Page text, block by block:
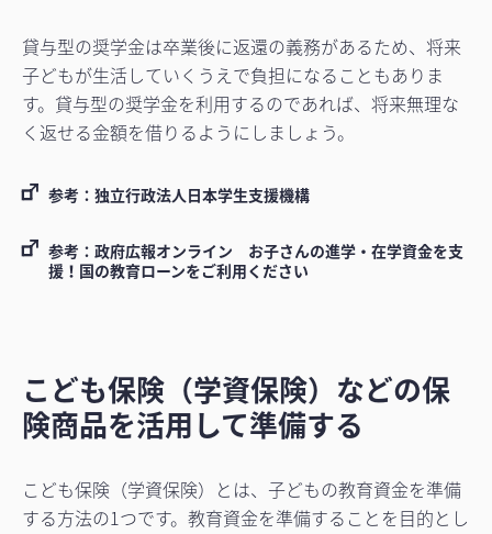
貸与型の奨学金は卒業後に返還の義務があるため、将来
子どもが生活していくうえで負担になることもありま
す。貸与型の奨学金を利用するのであれば、将来無理な
く返せる金額を借りるようにしましょう。
参考：独立行政法人日本学生支援機構
参考：政府広報オンライン お子さんの進学・在学資金を支
援！国の教育ローンをご利用ください
こども保険（学資保険）などの保
険商品を活用して準備する
こども保険（学資保険）とは、子どもの教育資金を準備
する方法の1つです。教育資金を準備することを目的とし